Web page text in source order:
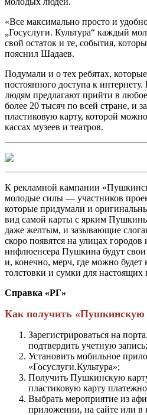
«Все максимально просто и
„Госуслуги. Культура“ каждый
свой остаток и те, события,
пояснил Шадаев.
Подумали и о тех ребятах,
постоянного доступа к
людям предлагают прийти в
более 20 тысяч по всей стране, и
пластиковую карту, которой
кассах музеев и театров.
К рекламной кампании
молодые силы — участников
которые придумали и
вид самой карты с ярким
даже желтым, и зазывающие
скоро появятся на улицах
инфлюенсера Пушкина будут
и, конечно, мерч, где можно будет
толстовки и сумки для настоящих
Справка «РГ»
Как получить «Пушкинскую
Зарегистрироваться на
подтвердить учетную запись;
Установить мобильное
«Госуслуги.Культура»;
Получить Пушкинскую
пластиковую карту
Выбрать мероприятие из
приложении, на сайте или в